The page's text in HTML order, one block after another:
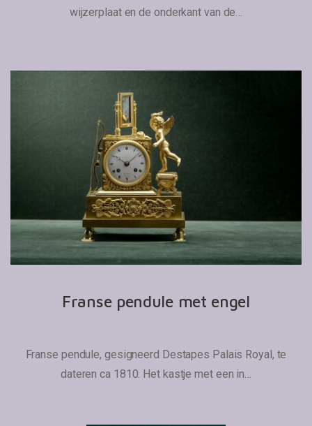
wijzerplaat en de onderkant van de…
Franse pendule met engel
Franse pendule, gesigneerd Destapes Palais Royal, te
dateren ca 1810. Het kastje met een in…